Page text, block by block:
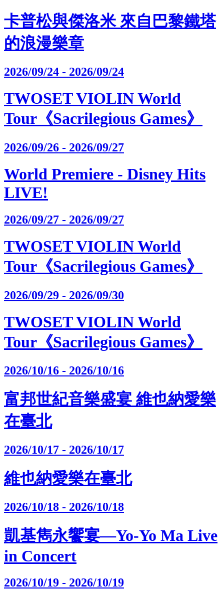
卡普松與傑洛米 來自巴黎鐵塔
的浪漫樂章
2026/09/24 - 2026/09/24
TWOSET VIOLIN World
Tour《Sacrilegious Games》
2026/09/26 - 2026/09/27
World Premiere - Disney Hits
LIVE!
2026/09/27 - 2026/09/27
TWOSET VIOLIN World
Tour《Sacrilegious Games》
2026/09/29 - 2026/09/30
TWOSET VIOLIN World
Tour《Sacrilegious Games》
2026/10/16 - 2026/10/16
富邦世紀音樂盛宴 維也納愛樂
在臺北
2026/10/17 - 2026/10/17
維也納愛樂在臺北
2026/10/18 - 2026/10/18
凱基雋永饗宴—Yo-Yo Ma Live
in Concert
2026/10/19 - 2026/10/19